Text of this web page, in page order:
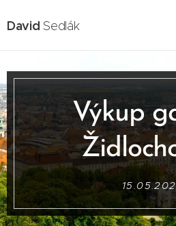
DavidSedlák
Výkup